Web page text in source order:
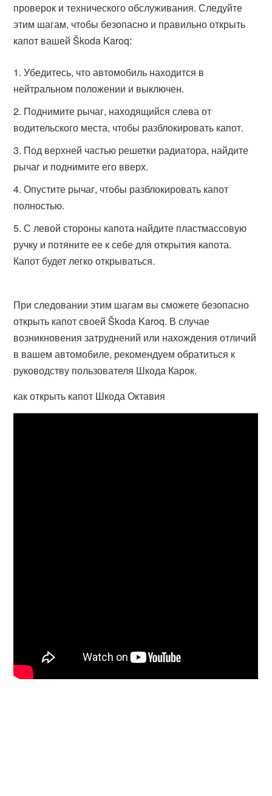
проверок и технического обслуживания. Следуйте
этим шагам, чтобы безопасно и правильно открыть
капот вашей Škoda Karoq:
Убедитесь, что автомобиль находится в
нейтральном положении и выключен.
Поднимите рычаг, находящийся слева от
водительского места, чтобы разблокировать капот.
Под верхней частью решетки радиатора, найдите
рычаг и поднимите его вверх.
Опустите рычаг, чтобы разблокировать капот
полностью.
С левой стороны капота найдите пластмассовую
ручку и потяните ее к себе для открытия капота.
Капот будет легко открываться.
При следовании этим шагам вы сможете безопасно
открыть капот своей Škoda Karoq. В случае
возникновения затруднений или нахождения отличий
в вашем автомобиле, рекомендуем обратиться к
руководству пользователя Шкода Карок.
как открыть капот Шкода Октавия